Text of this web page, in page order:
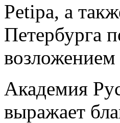
Petipa, а
Петербурга
возложением
Академия
выражает